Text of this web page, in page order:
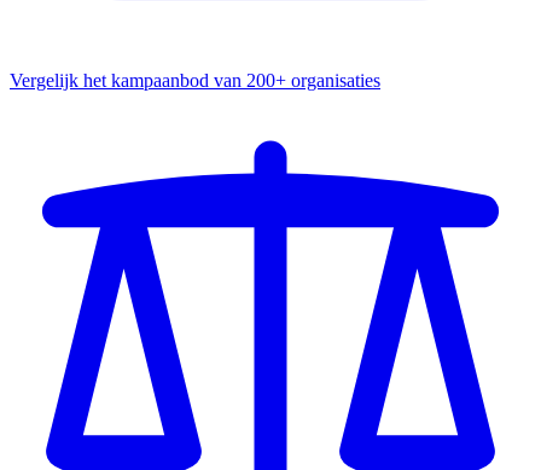
Vergelijk het kampaanbod van 200+ organisaties